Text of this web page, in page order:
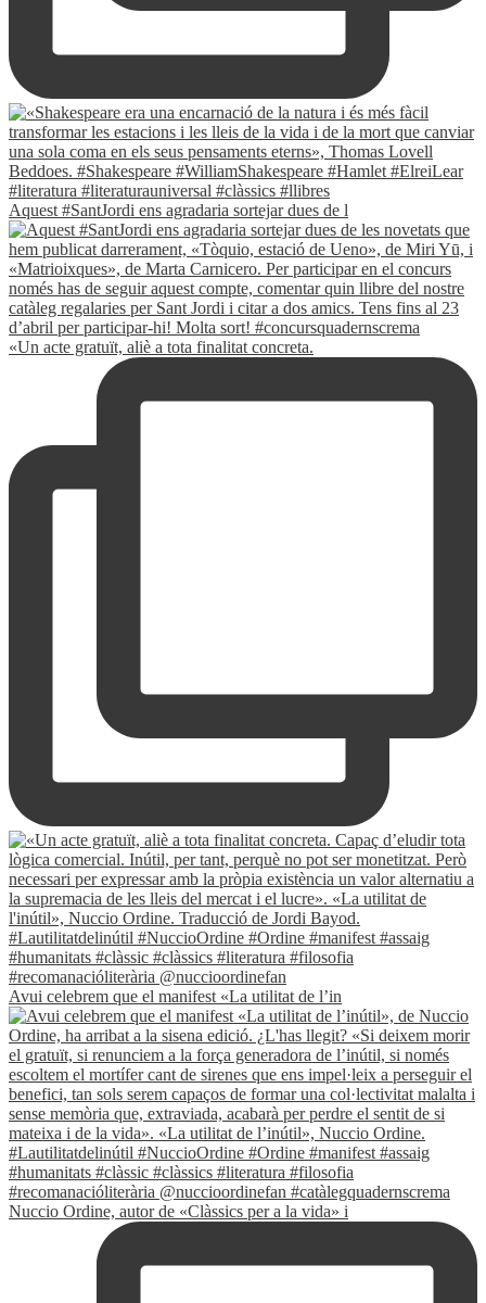
Aquest #SantJordi ens agradaria sortejar dues de l
«Un acte gratuït, aliè a tota finalitat concreta.
Avui celebrem que el manifest «La utilitat de l’in
Nuccio Ordine, autor de «Clàssics per a la vida» i